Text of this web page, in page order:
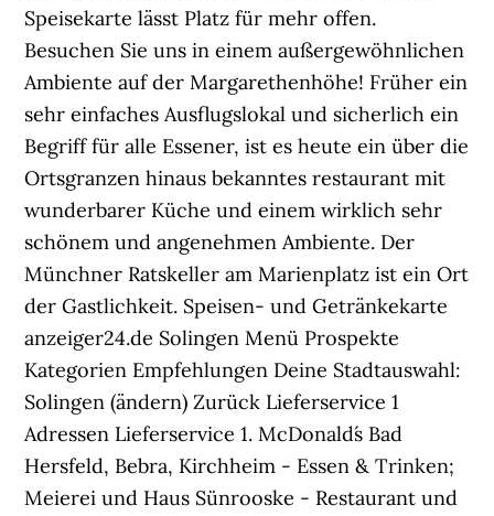
Speisekarte lässt Platz für mehr offen.
Besuchen Sie uns in einem außergewöhnlichen
Ambiente auf der Margarethenhöhe! Früher ein
sehr einfaches Ausflugslokal und sicherlich ein
Begriff für alle Essener, ist es heute ein über die
Ortsgranzen hinaus bekanntes restaurant mit
wunderbarer Küche und einem wirklich sehr
schönem und angenehmen Ambiente. Der
Münchner Ratskeller am Marienplatz ist ein Ort
der Gastlichkeit. Speisen- und Getränkekarte
anzeiger24.de Solingen Menü Prospekte
Kategorien Empfehlungen Deine Stadtauswahl:
Solingen (ändern) Zurück Lieferservice 1
Adressen Lieferservice 1. McDonald´s Bad
Hersfeld, Bebra, Kirchheim - Essen & Trinken;
Meierei und Haus Sünrooske - Restaurant und